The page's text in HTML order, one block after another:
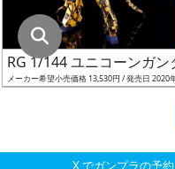
成
形
RG 1/144 ユニコーンガ
メーカー希望小売価格 13,530円 / 発売日 2020
X でガンプラの予